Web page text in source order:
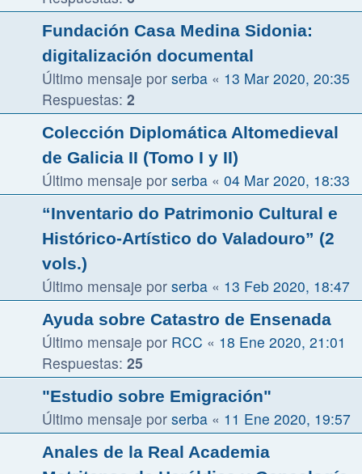
Fundación Casa Medina Sidonia:
digitalización documental
Último mensaje por serba « 13 Mar 2020, 20:35
Respuestas: 2
Colección Diplomática Altomedieval
de Galicia II (Tomo I y II)
Último mensaje por serba « 04 Mar 2020, 18:33
“Inventario do Patrimonio Cultural e
Histórico-Artístico do Valadouro” (2
vols.)
Último mensaje por serba « 13 Feb 2020, 18:47
Ayuda sobre Catastro de Ensenada
Último mensaje por RCC « 18 Ene 2020, 21:01
Respuestas: 25
"Estudio sobre Emigración"
Último mensaje por serba « 11 Ene 2020, 19:57
Anales de la Real Academia